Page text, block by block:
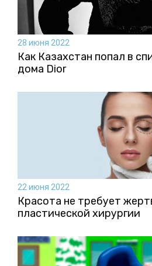
28 июня 2022
Как Казахстан попал в
дома Dior
22 июня 2022
Красота не требует
пластической хирургии